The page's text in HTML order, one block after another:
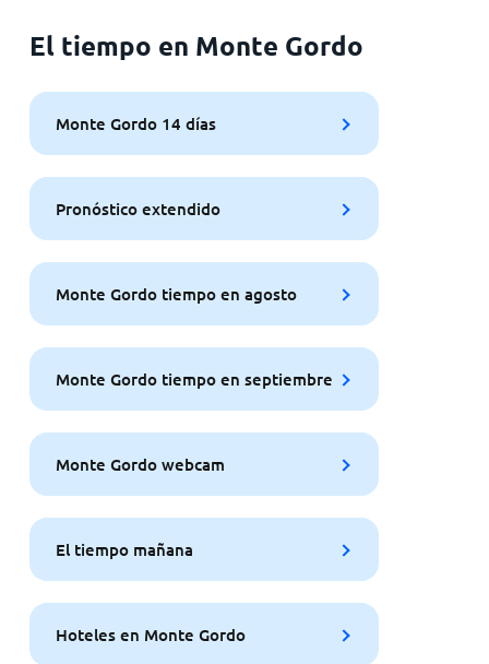
El tiempo en Monte Gordo
Monte Gordo 14 días
Pronóstico extendido
Monte Gordo tiempo en agosto
Monte Gordo tiempo en septiembre
Monte Gordo webcam
El tiempo mañana
Hoteles en Monte Gordo